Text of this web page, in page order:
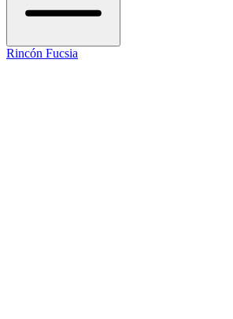
Rincón Fucsia